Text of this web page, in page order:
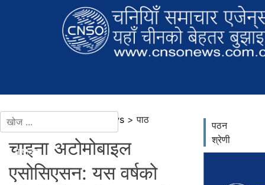
थप भाषाहरू
वर्तमान स्थान：समाचार > news > पाठ
चाइना अटोमोबाइल
एसोसिएसन: यस वर्षको
पठन
श्रेणी